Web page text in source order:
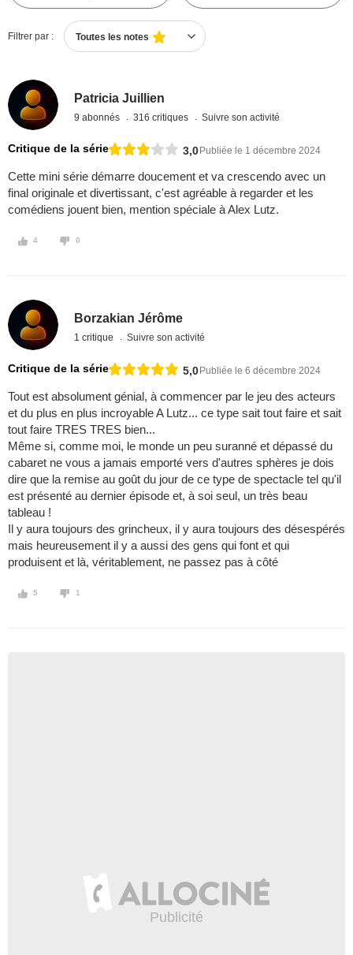
Filtrer par : Toutes les notes
Patricia Juillien
9 abonnés 316 critiques Suivre son activité
Critique de la série 3,0Publiée le 1 décembre 2024
Cette mini série démarre doucement et va crescendo avec un
final originale et divertissant, c'est agréable à regarder et les
comédiens jouent bien, mention spéciale à Alex Lutz.
4 0
Borzakian Jérôme
1 critique Suivre son activité
Critique de la série 5,0Publiée le 6 décembre 2024
Tout est absolument génial, à commencer par le jeu des acteurs
et du plus en plus incroyable A Lutz... ce type sait tout faire et sait
tout faire TRES TRES bien...
Même si, comme moi, le monde un peu suranné et dépassé du
cabaret ne vous a jamais emporté vers d'autres sphères je dois
dire que la remise au goût du jour de ce type de spectacle tel qu'il
est présenté au dernier épisode et, à soi seul, un très beau
tableau !
Il y aura toujours des grincheux, il y aura toujours des désespérés
mais heureusement il y a aussi des gens qui font et qui
produisent et là, véritablement, ne passez pas à côté
5 1